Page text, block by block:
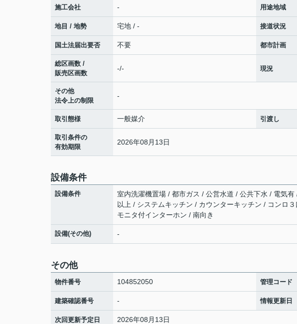
施工会社 - 用途地域
地目 / 地勢 宅地 / - 接道状況
国土法届出要否 不要 都市計画
総区画数 /
販売区画数
-/- 現況
その他
法令上の制限
-
取引態様 一般媒介 引渡し
取引条件の
有効期限
2026年08月13日
設備条件
設備条件
室内洗濯機置場 / 都市ガス / 公営水道 / 公共下水 / 電気
以上 / システムキッチン / カウンターキッチン / コンロ
モニタ付インターホン / 南向き
設備(その他) -
その他
物件番号 104852050 管理コード
建築確認番号 - 情報更新日
次回更新予定日 2026年08月13日